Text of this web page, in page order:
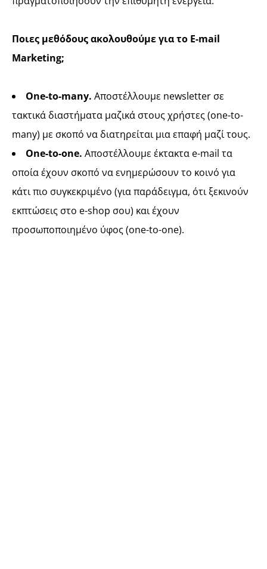
Ποιες μεθόδους ακολουθούμε για το E-mail
Marketing;
One-to-many. Αποστέλλουμε newsletter σε
τακτικά διαστήματα μαζικά στους χρήστες (one-to-
many) με σκοπό να διατηρείται μια επαφή μαζί τους.
One-to-one. Αποστέλλουμε έκτακτα e-mail τα
οποία έχουν σκοπό να ενημερώσουν το κοινό για
κάτι πιο συγκεκριμένο (για παράδειγμα, ότι ξεκινούν
εκπτώσεις στο e-shop σου) και έχουν
προσωποποιημένο ύφος (one-to-one).